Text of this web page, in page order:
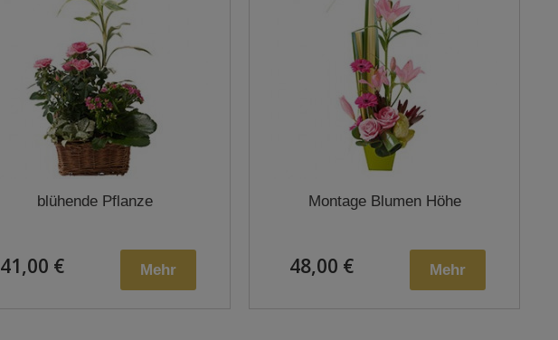
blühende Pflanze
41,00 € Mehr
Montage Blumen Höhe
48,00 € Mehr